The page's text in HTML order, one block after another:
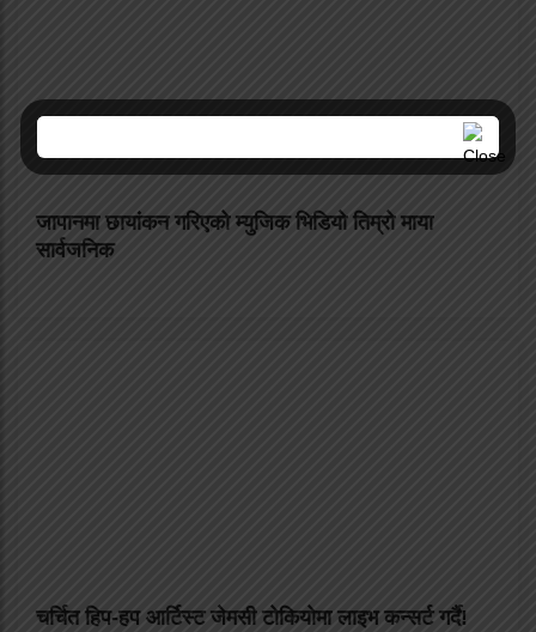
जापानमा छायांकन गरिएको म्युजिक भिडियो तिम्रो माया
सार्वजनिक
चर्चित हिप-हप आर्टिस्ट जेमसी टोकियोमा लाइभ कन्सर्ट गर्दै!